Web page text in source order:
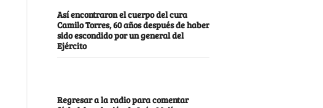
Así encontraron el cuerpo del cura
Camilo Torres, 60 años después de haber
sido escondido por un general del
Ejército
Regresar a la radio para comentar